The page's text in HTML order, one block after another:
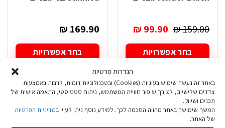
הגדרות פרטיות
באתר זה נעשה שימוש בעוגיות (Cookies) ובטכנולוגיות דומות, לרבות באמצעות
צדדים שלישיים, לצורך שיפור חוויית המשתמש, ניתוח סטטיסטי, התאמה אישית של
תכנים ושיווק.
המשך שימושך באתר מהווה הסכמה לכך. למידע נוסף ניתן לעיין במדיניות הפרטיות
של האתר.
₪159.00
המחיר
המקורי
היה:
₪ 99.90
המחיר
הנוכחי
בחר אפשרויות
יש
מספר
סוגים.
ניתן
לבחור
₪ 169.90
בחר אפשרויות
זה
יש
מספר
ניתן